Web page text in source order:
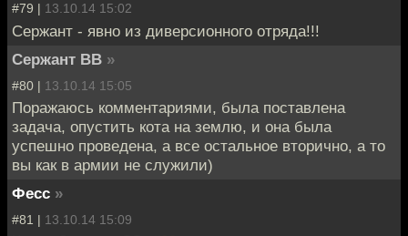
#79 | 13.10.14 15:02
Сержант - явно из диверсионного отряда!!!
Сержант ВВ »
#80 | 13.10.14 15:05
Поражаюсь комментариями, была поставлена
задача, опустить кота на землю, и она была
успешно проведена, а все остальное вторично, а то
вы как в армии не служили)
Фесс »
#81 | 13.10.14 15:09